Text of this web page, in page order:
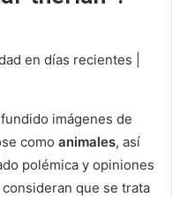
en días recientes |
imágenes de
como animales, así
polémica y opiniones
que se trata